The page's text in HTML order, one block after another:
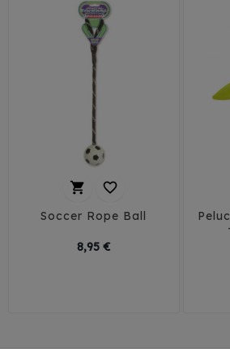
 
Soccer Rope Ball
8,95 €Prix